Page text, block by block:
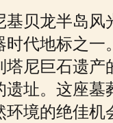
基贝龙半岛
时代地标之
塔尼巨石遗
遗址。这座
境的绝佳机